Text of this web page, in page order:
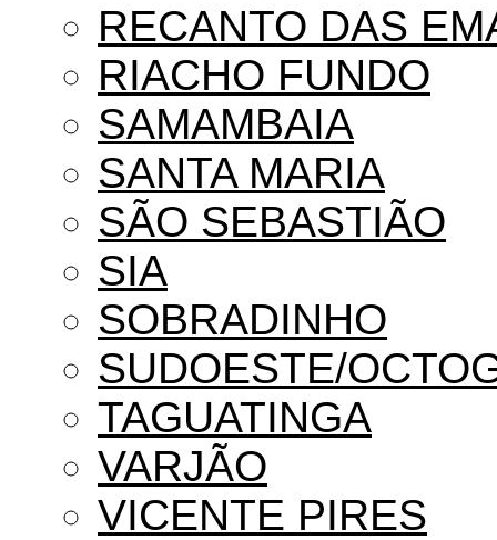
RECANTO DAS
RIACHO FUNDO
SAMAMBAIA
SANTA MARIA
SÃO SEBASTIÃO
SIA
SOBRADINHO
SUDOESTE/
TAGUATINGA
VARJÃO
VICENTE PIRES